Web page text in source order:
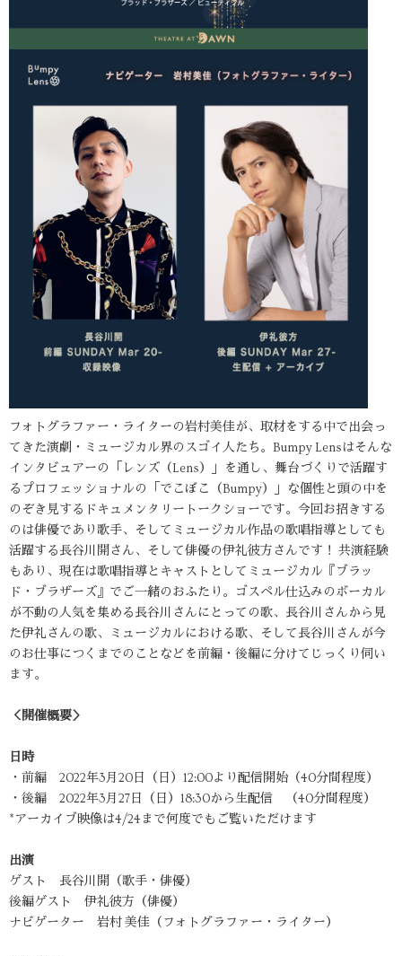
フォトグラファー・ライターの岩村美佳が、取材をする中で出会っ
てきた演劇・ミュージカル界のスゴイ人たち。Bumpy Lensはそんな
インタビュアーの「レンズ（Lens）」を通し、舞台づくりで活躍す
るプロフェッショナルの「でこぼこ（Bumpy）」な個性と頭の中を
のぞき見するドキュメンタリートークショーです。今回お招きする
のは俳優であり歌手、そしてミュージカル作品の歌唱指導としても
活躍する長谷川開さん、そして俳優の伊礼彼方さんです！ 共演経験
もあり、現在は歌唱指導とキャストとしてミュージカル『ブラッ
ド・ブラザーズ』でご一緒のおふたり。ゴスペル仕込みのボーカル
が不動の人気を集める長谷川さんにとっての歌、長谷川さんから見
た伊礼さんの歌、ミュージカルにおける歌、そして長谷川さんが今
のお仕事につくまでのことなどを前編・後編に分けてじっくり伺い
ます。
＜開催概要＞
日時
・前編 2022年3月20日（日）12:00より配信開始（40分間程度）
・後編 2022年3月27日（日）18:30から生配信 （40分間程度）
*アーカイブ映像は4/24まで何度でもご覧いただけます
出演
ゲスト 長谷川開（歌手・俳優）
後編ゲスト 伊礼彼方（俳優）
ナビゲーター 岩村 美佳（フォトグラファー・ライター）